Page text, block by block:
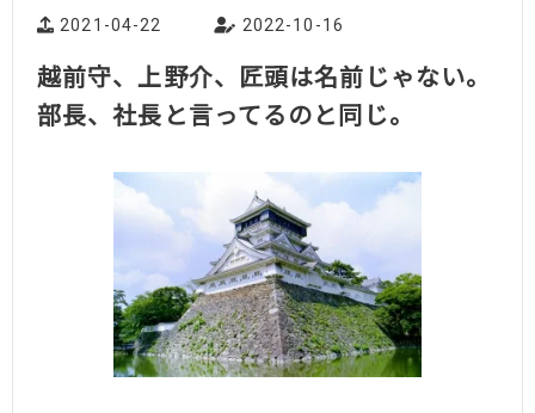
2021-04-22 2022-10-16
越前守、上野介、匠頭は名前じゃない。
部長、社長と言ってるのと同じ。